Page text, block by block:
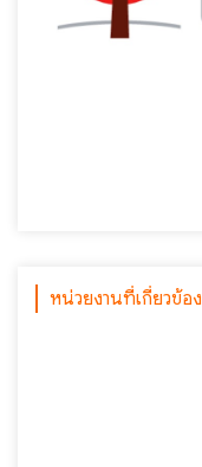
หน่วยงานที่เกี่ยวข้อง